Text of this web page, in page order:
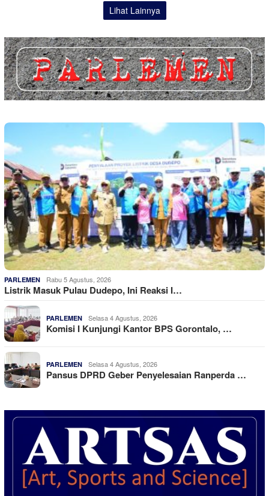
Lihat Lainnya
PARLEMEN Rabu 5 Agustus, 2026
Listrik Masuk Pulau Dudepo, Ini Reaksi I…
PARLEMEN Selasa 4 Agustus, 2026
Komisi I Kunjungi Kantor BPS Gorontalo, …
PARLEMEN Selasa 4 Agustus, 2026
Pansus DPRD Geber Penyelesaian Ranperda …